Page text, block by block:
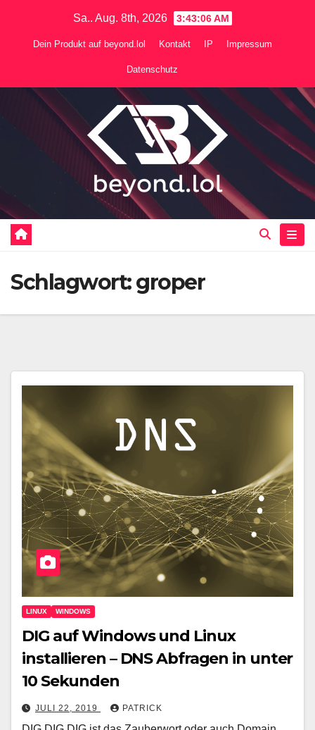
Sa.. Aug. 8th, 2026 3:43:07 AM
Dein Produkt auf beyond.lol Kontakt IP Impressum
Datenschutz
Schlagwort:groper
LINUX WINDOWS
DIG auf Windows und Linux
installieren – DNS Abfragen in unter
10 Sekunden
JULI 22, 2019 PATRICK